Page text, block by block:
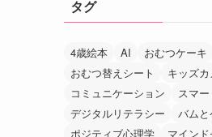
タグ
4歳絵本 AI
おむつケーキ
おむつ替えシート
キッズカ
コミュニケーション
スマ
デジタルリテラシー
バムと
ポジティブ心理学
マインド